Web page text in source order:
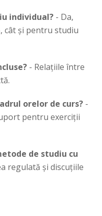
individual? - Da,
cât și pentru studiu
- Relațiile între
orelor de curs? -
pentru exerciții
de studiu cu
regulată și discuțiile